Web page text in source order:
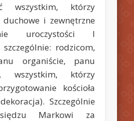
wszystkim, którzy
i zewnętrzne
uroczystości I
rodzicom,
organiście, panu
wszystkim, którzy
kościoła
Szczególnie
Markowi za